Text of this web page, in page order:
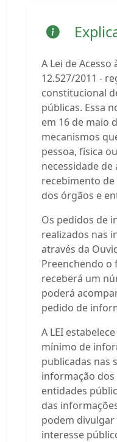
A Lei de Acesso
12.527/2011 -
constitucional
públicas. Essa
em 16 de maio
mecanismos
pessoa, física
necessidade
recebimento
dos órgãos e
Os pedidos de
realizados nas
através da
Preenchendo
receberá um
poderá
pedido de
A LEI
mínimo de
publicadas nas
informação
entidades
das
podem
interesse